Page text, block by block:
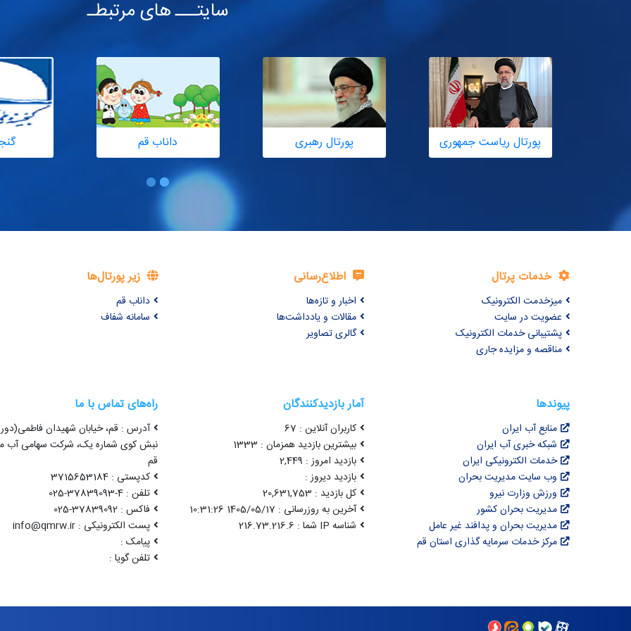
سایتـــ های مرتبطـ
پورتال ریاست جمهوری پورتال رهبری داناب قم
خدمات پرتال
میزخدمت الکترونیک
عضویت در سایت
پشتیبانی خدمات الکترونیک
مناقصه و مزایده جاری
اطلاع‌رسانی
اخبار و تازه‌ها
مقالات و یادداشت‌ها
گالری تصاویر
زیر پورتال‌ها
داناب قم
سامانه شفاف
پیوندها
منابع آب ایران
شبکه خبری آب ایران
خدمات الکترونیکی ایران
وب سایت مدیریت بحران
ورزش وزارت نیرو
مدیریت بحران کشور
مدیریت بحران و پدافند غیر عامل
مرکز خدمات سرمایه گذاری استان قم
آمار بازدیدکنندگان
کاربران آنلاین : 67
بیشترین بازدید همزمان : 1333
بازدید امروز : 2,449
بازدید دیروز :
کل بازدید : 20,631,753
آخرین به روزرسانی : 1405/05/17 10:31:26
شناسه IP شما : 216.73.216.6
راه‌های تماس با ما
آدرس : قم، خیابان شهیدان
نبش کوی شماره یک، شرکت سهامی آب
قم
کدپستی : 3715653184
تلفن : 4-37839093-025
فاکس : 37839092-025
پست الکترونیکی : info@qmrw.ir
پیامک :
تلفن گویا :